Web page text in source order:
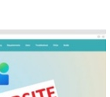
少能戰三代